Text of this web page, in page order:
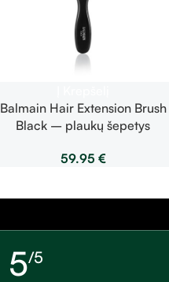
Balmain Hair Extension Brush
Black – plaukų šepetys
59.95 €
5/5